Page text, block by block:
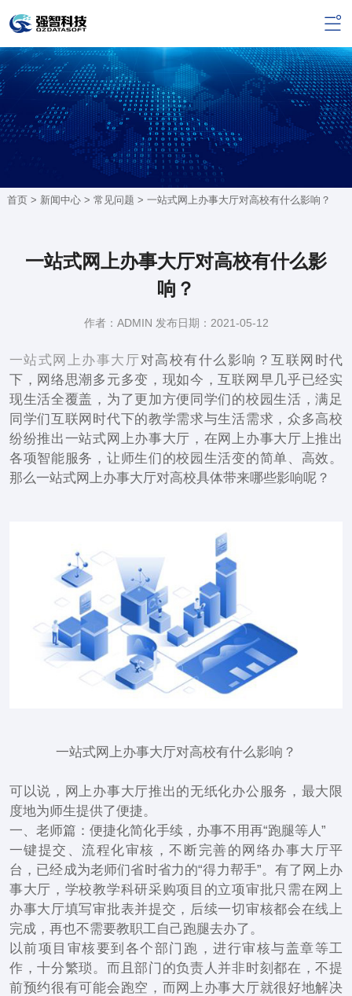
首页 > 新闻中心> 常见问题 > 一站式网上办事大厅对高校有什么影响？
一站式网上办事大厅对高校有什么影
响？
作者：ADMIN 发布日期：2021-05-12
一站式网上办事大厅对高校有什么影响？互联网时代
下，网络思潮多元多变，现如今，互联网早几乎已经实
现生活全覆盖，为了更加方便同学们的校园生活，满足
同学们互联网时代下的教学需求与生活需求，众多高校
纷纷推出一站式网上办事大厅，在网上办事大厅上推出
各项智能服务，让师生们的校园生活变的简单、高效。
那么一站式网上办事大厅对高校具体带来哪些影响呢？
一站式网上办事大厅对高校有什么影响？
可以说，网上办事大厅推出的无纸化办公服务，最大限
度地为师生提供了便捷。
一、老师篇：便捷化简化手续，办事不用再“跑腿等人”
一键提交、流程化审核，不断完善的网络办事大厅平
台，已经成为老师们省时省力的“得力帮手”。有了网上办
事大厅，学校教学科研采购项目的立项审批只需在网上
办事大厅填写审批表并提交，后续一切审核都会在线上
完成，再也不需要教职工自己跑腿去办了。
以前项目审核要到各个部门跑，进行审核与盖章等工
作，十分繁琐。而且部门的负责人并非时刻都在，不提
前预约很有可能会跑空，而网上办事大厅就很好地解决